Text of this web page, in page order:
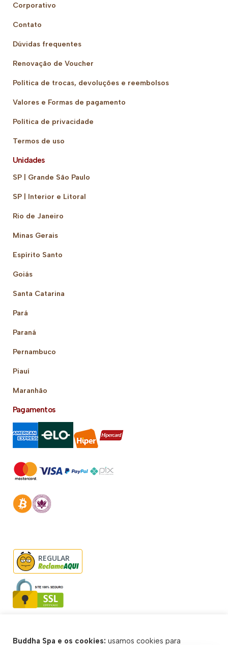
Corporativo
Contato
Dúvidas frequentes
Renovação de Voucher
Política de trocas, devoluções e reembolsos
Valores e Formas de pagamento
Política de privacidade
Termos de uso
Unidades
SP | Grande São Paulo
SP | Interior e Litoral
Rio de Janeiro
Minas Gerais
Espírito Santo
Goiás
Santa Catarina
Pará
Paraná
Pernambuco
Piauí
Maranhão
Pagamentos
REGULAR
Buddha Spa e os cookies: usamos cookies para